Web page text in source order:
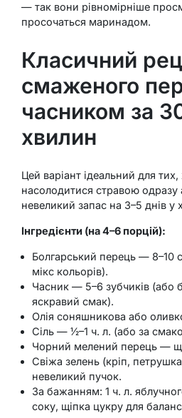
— так вони рівномірніше
просочаться маринадом.
Класичний
смаженого
часником за
хвилин
Цей варіант ідеальний для тих,
насолодитися стравою одразу
невеликий запас на 3–5 днів у
Інгредієнти (на 4–6 порцій):
Болгарський перець — 8–10
мікс кольорів).
Часник — 5–6 зубчиків (або
яскравий смак).
Олія соняшникова або
Сіль — ½–1 ч. л. (або за
Чорний мелений перець —
Свіжа зелень (кріп,
невеликий пучок.
За бажанням: 1 ч. л.
соку, щіпка цукру для